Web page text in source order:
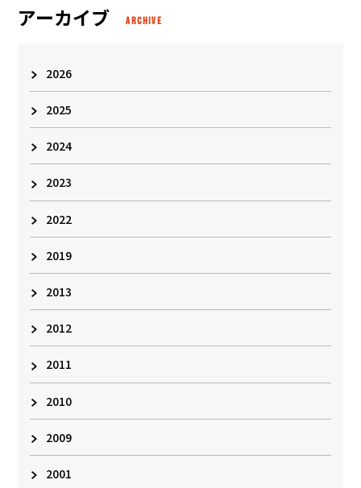
アーカイブ ARCHIVE
2026
2025
2024
2023
2022
2019
2013
2012
2011
2010
2009
2001